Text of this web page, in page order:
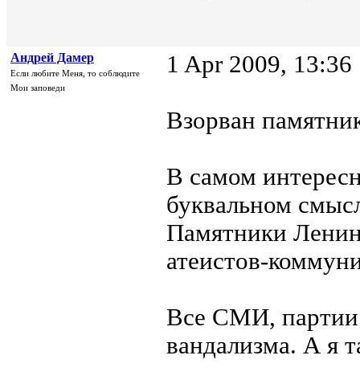
Андрей Дамер
Если любите Меня, то соблюдите
Мои заповеди
1 Apr 2009, 13:36
Взорван
В самом
буквальном
Памятники
атеистов-
Все СМИ, партии
вандализма. А я